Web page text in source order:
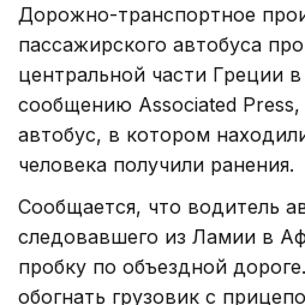
Дорожно-транспортное
пассажирского автобуса
центральной части Греции
сообщению Associated Press,
автобус, в котором
человека получили ранения.
Сообщается, что водитель
следовавшего из Ламии в
пробку по объездной
обогнать грузовик с